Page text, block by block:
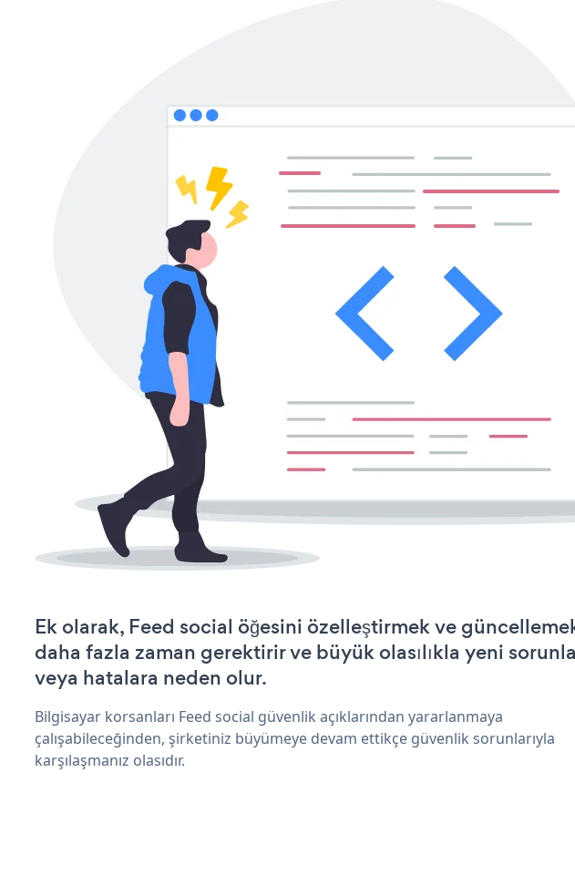
Ek olarak, Feed social öğesini özelleştirmek ve
daha fazla zaman gerektirir ve büyük olasılıkla yeni
veya hatalara neden olur.
Bilgisayar korsanları Feed social güvenlik açıklarından yararlanmaya
çalışabileceğinden, şirketiniz büyümeye devam ettikçe güvenlik sorunlarıyla
karşılaşmanız olasıdır.